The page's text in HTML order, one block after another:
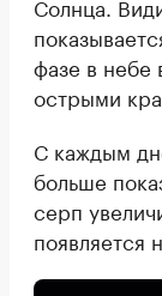
фазе в
острыми
С каждым
больше
серп
появляется